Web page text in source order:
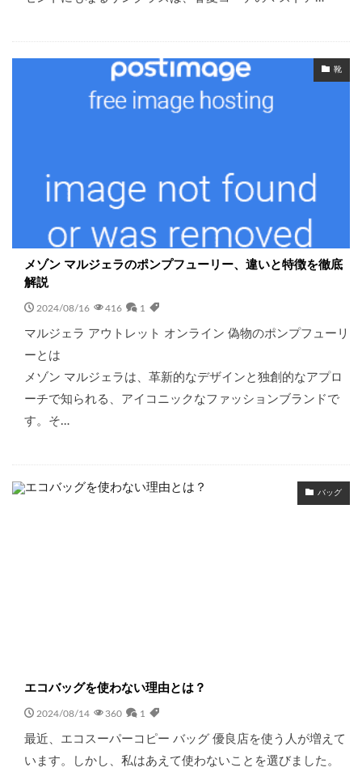
靴
メゾン マルジェラのポンプフューリー、違いと特徴を徹底
解説
2024/08/16 416 1
マルジェラ アウトレット オンライン 偽物のポンプフューリ
ーとは
メゾン マルジェラは、革新的なデザインと独創的なアプロ
ーチで知られる、アイコニックなファッションブランドで
す。そ…
バッグ
エコバッグを使わない理由とは？
2024/08/14 360 1
最近、エコスーパーコピー バッグ 優良店を使う人が増えて
います。しかし、私はあえて使わないことを選びました。